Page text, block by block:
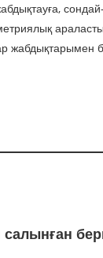
жабдықтарымен
салынған